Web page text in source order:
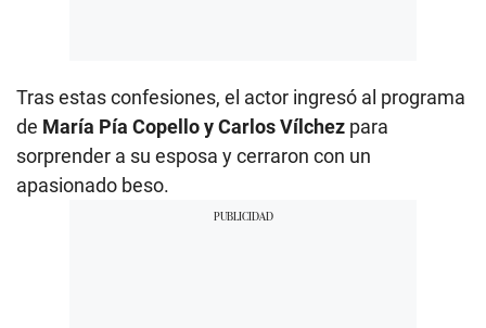
Tras estas confesiones, el actor ingresó al programa
de María Pía Copello y Carlos Vílchez para
sorprender a su esposa y cerraron con un
apasionado beso.